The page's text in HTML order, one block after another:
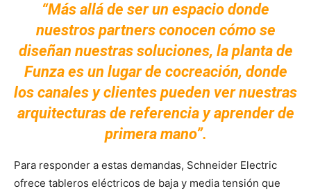
“Más allá de ser un espacio donde
nuestros partners conocen cómo se
diseñan nuestras soluciones, la planta de
Funza es un lugar de cocreación, donde
los canales y clientes pueden ver nuestras
arquitecturas de referencia y aprender de
primera mano”.
Para responder a estas demandas, Schneider Electric
ofrece tableros eléctricos de baja y media tensión que